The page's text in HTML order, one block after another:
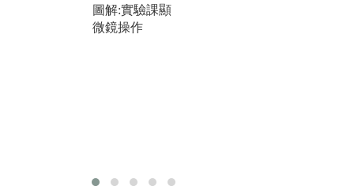
圖解:實驗課顯
微鏡操作